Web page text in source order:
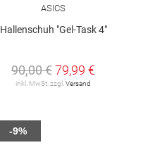
ASICS
Hallenschuh "Gel-Task 4"
90,00 €79,99 €
inkl. MwSt. zzgl. Versand
-9%